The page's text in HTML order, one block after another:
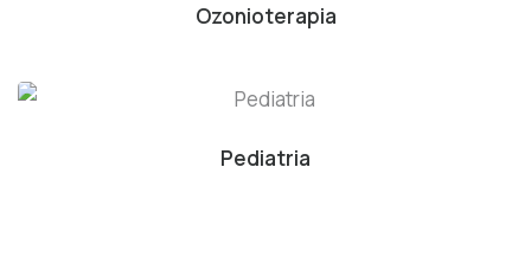
Ozonioterapia
Pediatria